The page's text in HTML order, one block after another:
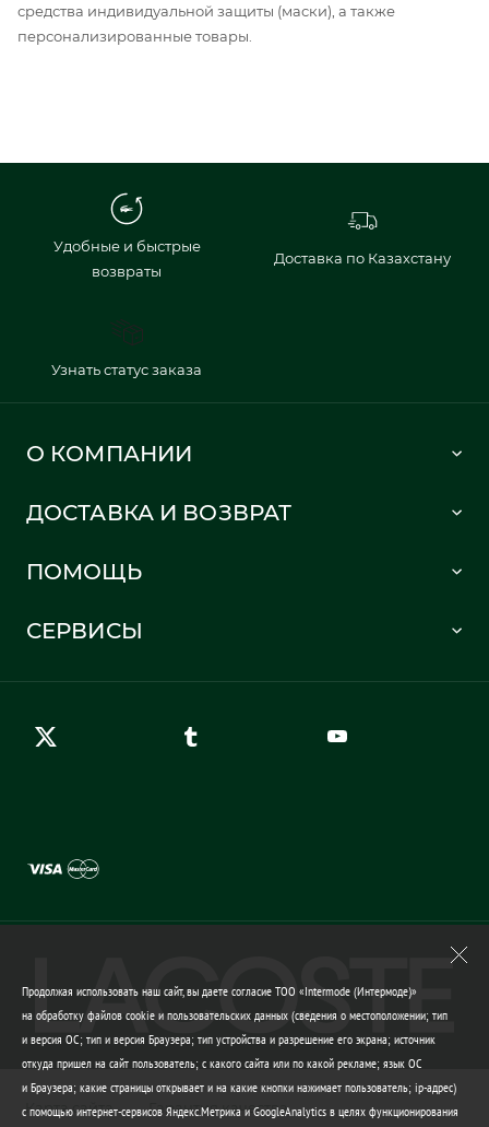
средства индивидуальной защиты (маски), а также
персонализированные товары.
Удобные и быстрые
возвраты
Доставка по Казахстану
Узнать статус заказа
О КОМПАНИИ
Политика в отношении обработки персональных данных
ДОСТАВКА И ВОЗВРАТ
Информация о доставке
Правила возврата
ПОМОЩЬ
Карта сайта
СЕРВИСЫ
Карта сайта Гарантия качества
Продолжая использовать наш сайт, вы даете согласие ТОО «Intermode (Интермоде)»
на обработку файлов cookie и пользовательских данных (сведения о местоположении; тип
и версия ОС; тип и версия Браузера; тип устройства и разрешение его экрана; источник
откуда пришел на сайт пользователь; с какого сайта или по какой рекламе; язык ОС
и Браузера; какие страницы открывает и на какие кнопки нажимает пользователь; ip-адрес)
с помощью интернет-сервисов Яндекс.Метрика и GoogleAnalytics в целях функционирования